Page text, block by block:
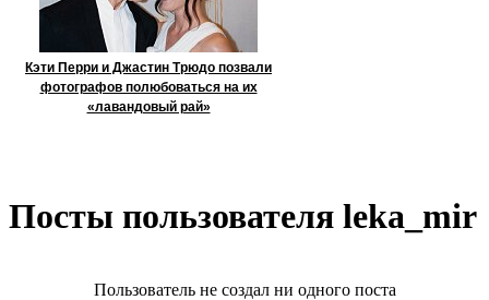
Кэти Перри и Джастин Трюдо позвали
фотографов полюбоваться на их
«лавандовый рай»
Посты пользователя leka_mir
Пользователь не создал ни одного поста